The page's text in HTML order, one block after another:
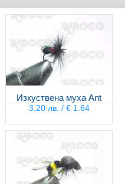
Изкуствена муха Ant
3.20 лв. / € 1.64